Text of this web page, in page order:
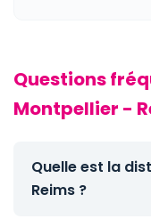
Questions
Montpellier -
Quelle est la
Reims ?